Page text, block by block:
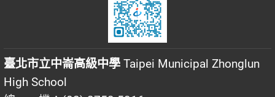
臺北市立中崙高級中學 Taipei Municipal Zhonglun
High School